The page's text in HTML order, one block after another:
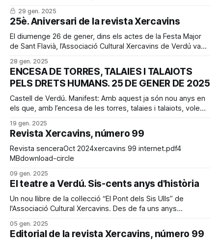
29 gen. 2025
25è. Aniversari de la revista Xercavins
El diumenge 26 de gener, dins els actes de la Festa Major
de Sant Flavià, l’Associació Cultural Xercavins de Verdú va
L’esdeveniment, celebrat a la Sala Abat Copons del castell
de Verdú, va servir per desvetllar la portada del
28 gen. 2025
ENCESA DE TORRES, TALAIES I TALAIOTS
PELS DRETS HUMANS. 25 DE GENER DE 2025
Castell de Verdú. Manifest: Amb aquest ja són nou anys en
els que, amb l’encesa de les torres, talaies i talaiots, volem
risc les seves vides fugint de la desesperació, la violència,
la persecució i la injustícia. El
19 gen. 2025
Revista Xercavins, número 99
Revista senceraOct 2024xercavins 99 internet.pdf4
MBdownload-circle
09 gen. 2025
El teatre a Verdú. Sis-cents anys d'història
Un nou llibre de la col·lecció “El Pont dels Sis Ulls” de
l'Associació Cultural Xercavins. Des de fa uns anys
revista i de les activitats que organitza, com també en les
quals col·labora, l’edició
05 gen. 2025
Editorial de la revista Xercavins, número 99